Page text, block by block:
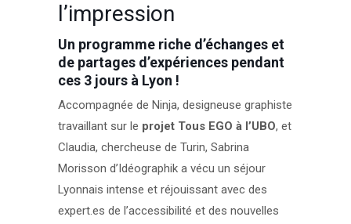
l’impression
Un programme riche d’échanges et
de partages d’expériences pendant
ces 3 jours à Lyon !
Accompagnée de Ninja, designeuse graphiste
travaillant sur le projet Tous EGO à l’UBO, et
Claudia, chercheuse de Turin, Sabrina
Morisson d’Idéographik a vécu un séjour
Lyonnais intense et réjouissant avec des
expert.es de l’accessibilité et des nouvelles